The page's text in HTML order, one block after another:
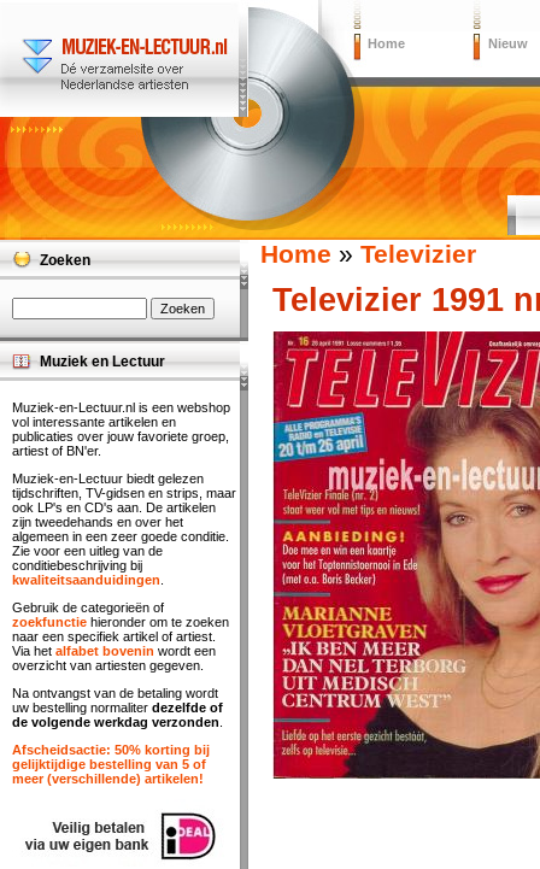
Home Nieuw
Home » Televizier
Televizier 1991
Zoeken
Muziek en Lectuur
Muziek-en-Lectuur.nl is een webshop
vol interessante artikelen en
publicaties over jouw favoriete groep,
artiest of BN'er.
Muziek-en-Lectuur biedt gelezen
tijdschriften, TV-gidsen en strips, maar
ook LP's en CD's aan. De artikelen
zijn tweedehands en over het
algemeen in een zeer goede conditie.
Zie voor een uitleg van de
conditiebeschrijving bij
kwaliteitsaanduidingen
Gebruik de categorieën of
zoekfunctie hieronder om te zoeken
naar een specifiek artikel of artiest.
Via het alfabet bovenin wordt een
overzicht van artiesten gegeven.
Na ontvangst van de betaling wordt
uw bestelling normaliter dezelfde of
de volgende werkdag verzonden
Afscheidsactie: 50% korting bij
gelijktijdige bestelling van 5 of
meer (verschillende) artikelen!